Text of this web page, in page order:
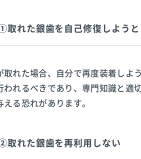
取れた銀歯を自己修復しよう
取れた場合、自分で再度装着しよ
われるべきであり、専門知識と適
える恐れがあります。
取れた銀歯を再利用しない